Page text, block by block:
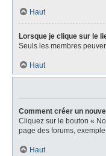
Haut
Lorsque je clique sur le
Seuls les membres
Haut
Comment créer un
Cliquez sur le bouton «
page des forums,
Haut